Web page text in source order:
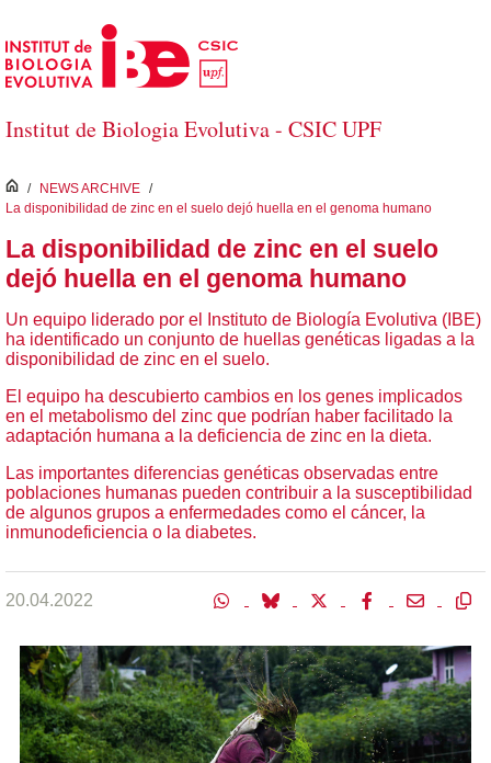
Skip to Main Content
Institut de Biologia Evolutiva - CSIC UPF
inici
/ NEWS ARCHIVE /
La disponibilidad de zinc en el suelo dejó huella en el genoma humano
La disponibilidad de zinc en el suelo
dejó huella en el genoma humano
Un equipo liderado por el Instituto de Biología Evolutiva (IBE)
ha identificado un conjunto de huellas genéticas ligadas a la
disponibilidad de zinc en el suelo.
El equipo ha descubierto cambios en los genes implicados
en el metabolismo del zinc que podrían haber facilitado la
adaptación humana a la deficiencia de zinc en la dieta.
Las importantes diferencias genéticas observadas entre
poblaciones humanas pueden contribuir a la susceptibilidad
de algunos grupos a enfermedades como el cáncer, la
inmunodeficiencia o la diabetes.
20.04.2022